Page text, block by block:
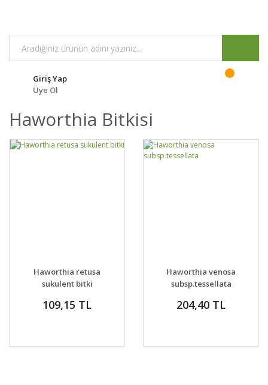
Giriş Yap
Üye Ol
Haworthia Bitkisi
DETAYLAR
VER
Haworthia retusa
sukulent bitki
109,15 TL
DETAYLAR
VER
Haworthia venosa
subsp.tessellata
204,40 TL